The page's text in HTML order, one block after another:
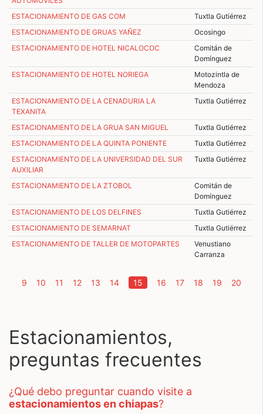
ESTACIONAMIENTO DE GAS COM
Tuxtla Gutiérrez
ESTACIONAMIENTO DE GRUAS YAÑEZ
Ocosingo
ESTACIONAMIENTO DE HOTEL NICALOCOC
Comitán de
Domínguez
ESTACIONAMIENTO DE HOTEL NORIEGA
Motozintla de
Mendoza
ESTACIONAMIENTO DE LA CENADURIA LA
TEXANITA
Tuxtla Gutiérrez
ESTACIONAMIENTO DE LA GRUA SAN MIGUEL
Tuxtla Gutiérrez
ESTACIONAMIENTO DE LA QUINTA PONIENTE
Tuxtla Gutiérrez
ESTACIONAMIENTO DE LA UNIVERSIDAD DEL SUR
AUXILIAR
Tuxtla Gutiérrez
ESTACIONAMIENTO DE LA ZTOBOL
Comitán de
Domínguez
ESTACIONAMIENTO DE LOS DELFINES
Tuxtla Gutiérrez
ESTACIONAMIENTO DE SEMARNAT
Tuxtla Gutiérrez
ESTACIONAMIENTO DE TALLER DE MOTOPARTES
Venustiano
Carranza
9 10 11 12 13 14 15(current)
16 17 18 19 20
Estacionamientos,
preguntas frecuentes
¿qué debo preguntar cuando visite a
estacionamientos en chiapas?